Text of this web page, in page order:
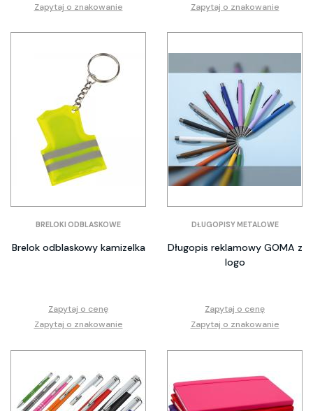
Zapytaj o znakowanie
Zapytaj o znakowanie
BRELOKI ODBLASKOWE
Brelok odblaskowy kamizelka
Zapytaj o cenę
Zapytaj o znakowanie
DŁUGOPISY METALOWE
Długopis reklamowy GOMA z
logo
Zapytaj o cenę
Zapytaj o znakowanie